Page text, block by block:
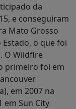
da
e conseguiram
Mato Grosso
o que foi
O Wildfire
primeiro foi em
em 2007 na
em Sun City